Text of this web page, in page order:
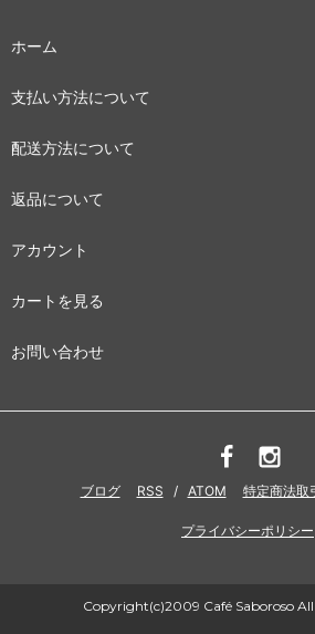
ホーム
支払い方法について
配送方法について
返品について
アカウント
カートを見る
お問い合わせ
ブログ RSS / ATOM 特定商法取
プライバシーポリシー
Copyright(c)2009 Café Saboroso